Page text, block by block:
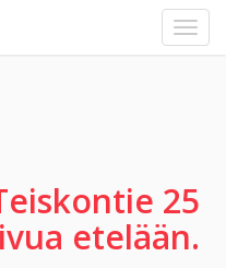
25
etelään.